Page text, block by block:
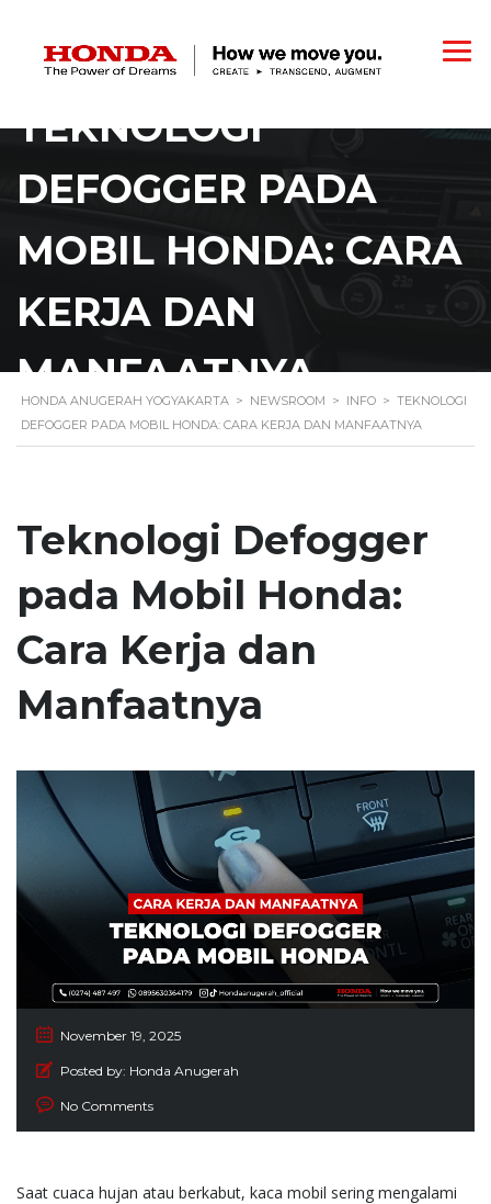
TEKNOLOGI
DEFOGGER PADA
MOBIL HONDA: CARA
KERJA DAN
MANFAATNYA
HONDA ANUGERAH YOGYAKARTA > NEWSROOM > INFO > TEKNOLOGI
DEFOGGER PADA MOBIL HONDA: CARA KERJA DAN MANFAATNYA
Teknologi Defogger
pada Mobil Honda:
Cara Kerja dan
Manfaatnya
November 19, 2025
Posted by: Honda Anugerah
No Comments
Saat cuaca hujan atau berkabut, kaca mobil sering mengalami